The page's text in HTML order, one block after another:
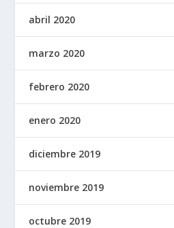
abril 2020
marzo 2020
febrero 2020
enero 2020
diciembre 2019
noviembre 2019
octubre 2019